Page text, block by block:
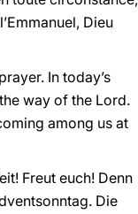
Dieu
In today’s
way of the Lord.
among us at
Freut euch! Denn
Die